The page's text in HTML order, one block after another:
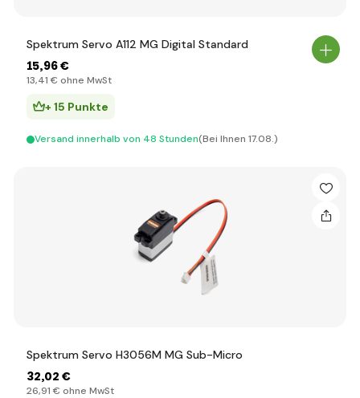
Spektrum Servo A112 MG Digital Standard
15,96 €
13,41 € ohne MwSt
+ 15 Punkte
Versand innerhalb von 48 Stunden(Bei Ihnen 17.08.)
Spektrum Servo H3056M MG Sub-Micro
32,02 €
26,91 € ohne MwSt